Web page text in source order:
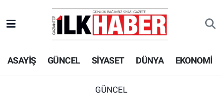
ASAYİŞ GÜNCEL SİYASET DÜNYA EKONOMİ
GÜNCEL
EKONOMİ
SİYASET
Beyoğlu Hava Durumu
Beyoğlu Trafik Yoğunluk Haritası
Süper Lig Puan Durumu ve Fikstür